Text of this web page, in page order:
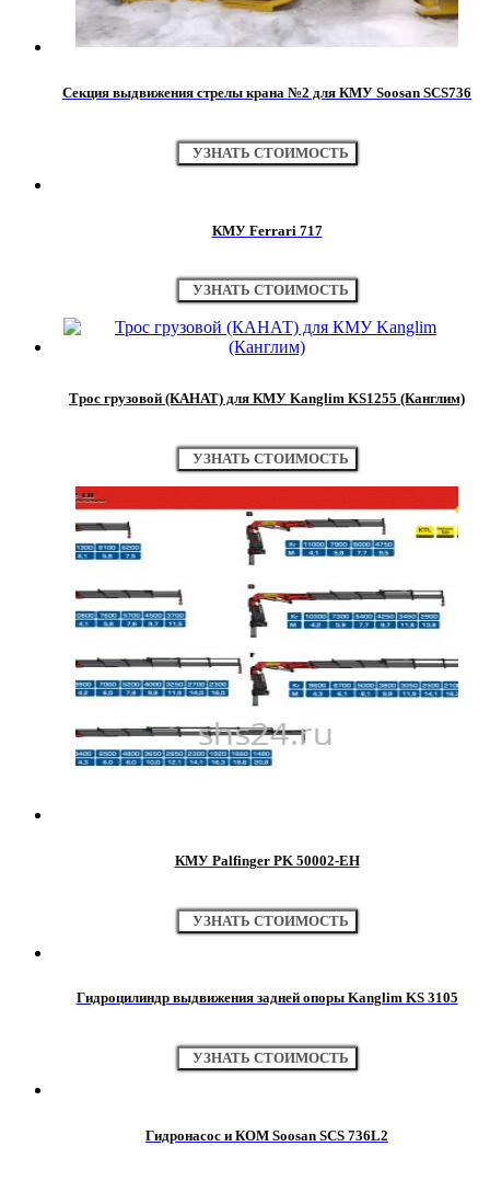
Секция выдвижения стрелы крана №2 для КМУ Soosan SCS736
УЗНАТЬ СТОИМОСТЬ
КМУ Ferrari 717
УЗНАТЬ СТОИМОСТЬ
Трос грузовой (КАНАТ) для КМУ Kanglim KS1255 (Канглим)
УЗНАТЬ СТОИМОСТЬ
КМУ Palfinger PK 50002-EH
УЗНАТЬ СТОИМОСТЬ
Гидроцилиндр выдвижения задней опоры Kanglim KS 3105
УЗНАТЬ СТОИМОСТЬ
Гидронасос и КОМ Soosan SCS 736L2